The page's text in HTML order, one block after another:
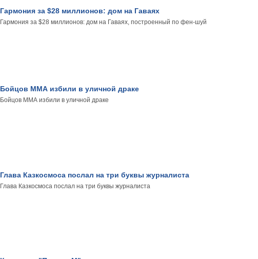
Гармония за $28 миллионов: дом на Гаваях
Гармония за $28 миллионов: дом на Гаваях, построенный по фен-шуй
Бойцов ММА избили в уличной драке
Бойцов ММА избили в уличной драке
Глава Казкосмоса послал на три буквы журналиста
Глава Казкосмоса послал на три буквы журналиста